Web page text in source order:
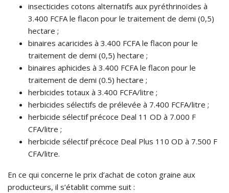
insecticides cotons alternatifs aux pyréthrinoïdes à
3.400 FCFA le flacon pour le traitement de demi (0,5)
hectare ;
binaires acaricides à 3.400 FCFA le flacon pour le
traitement de demi (0,5) hectare ;
binaires aphicides à 3.400 FCFA le flacon pour le
traitement de demi (0.5) hectare ;
herbicides totaux à 3.400 FCFA/litre ;
herbicides sélectifs de prélevée à 7.400 FCFA/litre ;
herbicide sélectif précoce Deal 11 OD à 7.000 F
CFA/litre ;
herbicide sélectif précoce Deal Plus 110 OD à 7.500 F
CFA/litre.
En ce qui concerne le prix d’achat de coton graine aux
producteurs, il s’établit comme suit :